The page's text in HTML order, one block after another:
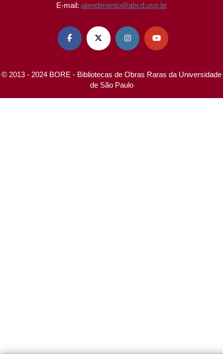
E-mail: atendimento@abcd.usp.br
   
© 2013 - 2024 BORE - Bibliotecas de Obras Raras da Universidade
de São Paulo